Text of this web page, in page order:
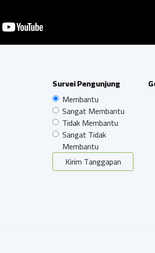
Survei Pengunjung
Membantu
Sangat Membantu
Tidak Membantu
Sangat Tidak
Membantu
Kirim Tanggapan